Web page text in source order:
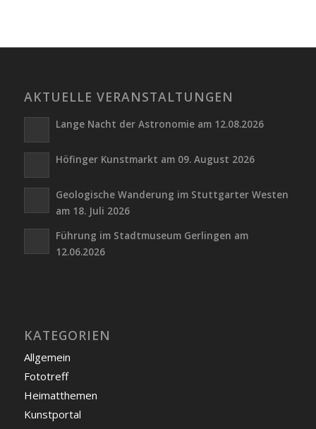
AKTUELLE VERANSTALTUNGEN
Lange Nacht der Astronomie am 12.08.2026
Höfinger Kunstmarkt am 09. August 2026
Geologische Wanderung im Stuttgarter Westen
am 18. Juli 2026
Führung im Stadtmuseum Gerlingen am
12.06.2026
KATEGORIEN
Allgemein
Fototreff
Heimatthemen
Kunstportal